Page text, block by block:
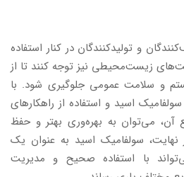
و تولیدکنندگان در کنار استفاده
زیست‌محیطی نیز توجه کنند تا از
و سلامت عمومی جلوگیری شود. با
اسید و استفاده از راهکارهای
آن، می‌توان به بهره‌وری بهتر و حفظ
سولفامیک اسید به عنوان یک
با استفاده صحیح و مدیریت